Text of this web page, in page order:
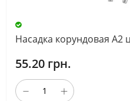
Насадка корундовая А2
55.20 грн.